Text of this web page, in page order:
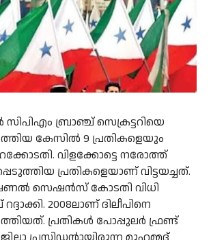
ബ്രാഞ്ച് സെക്രട്ടറിയെ
കേസിൽ 9 പ്രതികളെയും
വിളക്കോട്ടെ നരോത്ത്
പ്രതികളെയാണ് വിട്ടയച്ചത്.
സെഷൻസ് കോടതി വിധി
2008ലാണ് ദിലീപിനെ
പ്രതികൾ പോപ്പുലർ ഫ്രണ്ട്